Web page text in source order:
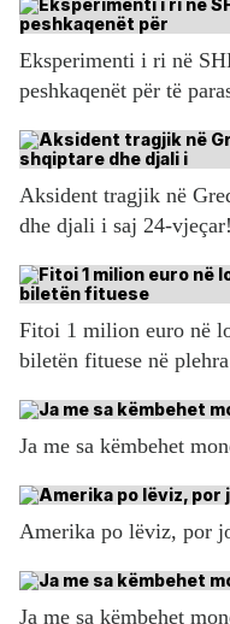
Eksperimenti i ri në
peshkaqenët për të
Aksident tragjik në
dhe djali i saj 24-vjeçar!
Fitoi 1 milion euro në
biletën fituese në
Ja me sa këmbehet
Amerika po lëviz, por
Ja me sa këmbehet